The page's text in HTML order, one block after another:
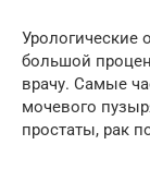
Урологические
большой
врачу. Самые
мочевого
простаты, рак